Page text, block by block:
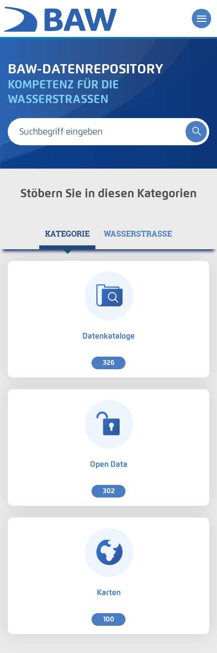
BAW-DATENREPOSITORY
KOMPETENZ FÜR DIE
WASSERSTRASSEN
Stöbern Sie in diesen Kategorien
KATEGORIE WASSERSTRASSE
Datenkataloge
326
Open Data
302
Karten
100